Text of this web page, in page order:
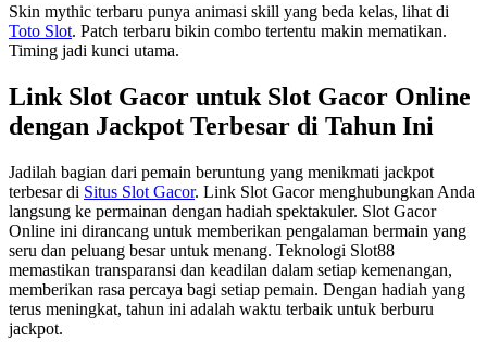
Skin mythic terbaru punya animasi skill yang beda kelas, lihat di
Toto Slot. Patch terbaru bikin combo tertentu makin mematikan.
Timing jadi kunci utama.
Link Slot Gacor untuk Slot Gacor Online
dengan Jackpot Terbesar di Tahun Ini
Jadilah bagian dari pemain beruntung yang menikmati jackpot
terbesar di Situs Slot Gacor. Link Slot Gacor menghubungkan Anda
langsung ke permainan dengan hadiah spektakuler. Slot Gacor
Online ini dirancang untuk memberikan pengalaman bermain yang
seru dan peluang besar untuk menang. Teknologi Slot88
memastikan transparansi dan keadilan dalam setiap kemenangan,
memberikan rasa percaya bagi setiap pemain. Dengan hadiah yang
terus meningkat, tahun ini adalah waktu terbaik untuk berburu
jackpot.